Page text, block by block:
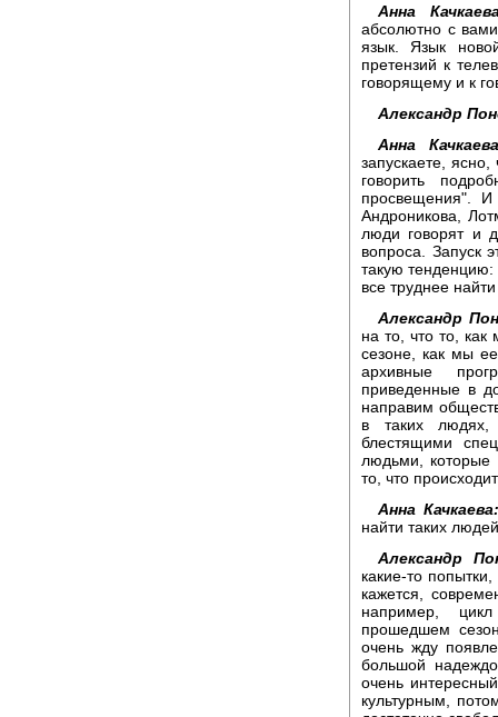
Анна
абсолютно с
язык. Язык
претензий к
говорящему и к
Александр
Анна
запускаете,
говорить
просвещения".
Андроникова,
люди говорят и
вопроса. Запуск
такую
все труднее
Александр
на то, что то, как
сезоне, как мы
архивные
приведенные в
направим
в таких людях,
блестящими
людьми, которые
то, что
Анна
найти таких
Александр
какие-то
кажется,
например,
прошедшем
очень жду
большой
очень
культурным,